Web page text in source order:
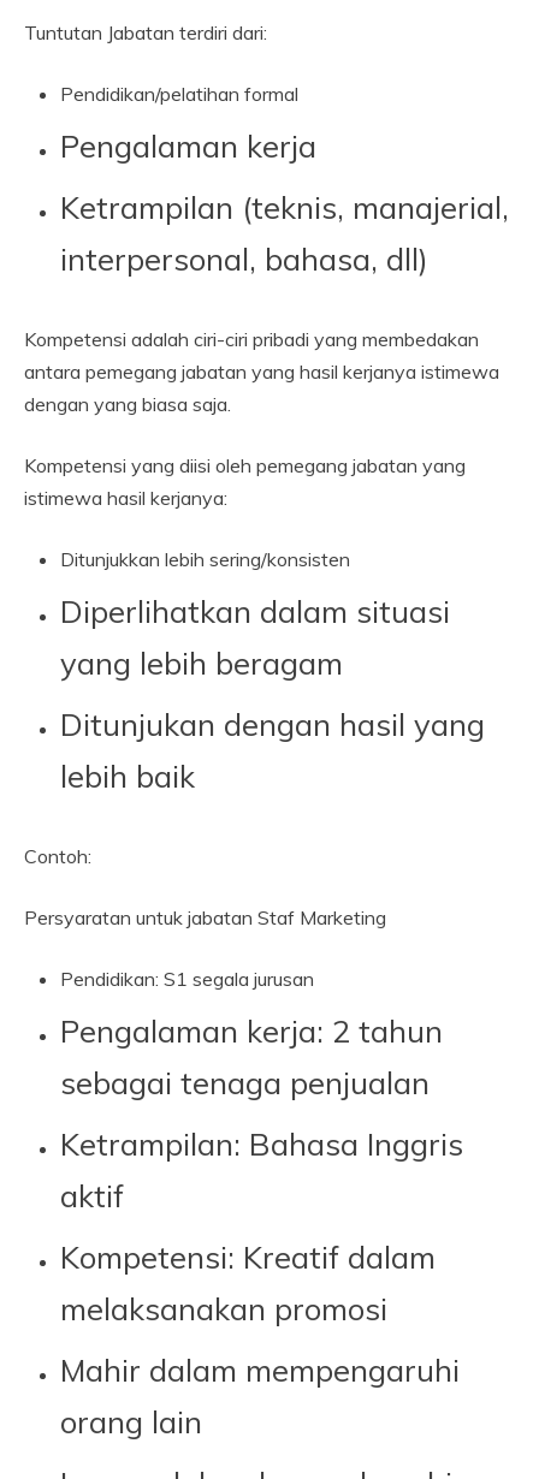
Tuntutan Jabatan terdiri dari:
Pendidikan/pelatihan formal
Pengalaman kerja
Ketrampilan (teknis, manajerial,
interpersonal, bahasa, dll)
Kompetensi adalah ciri-ciri pribadi yang membedakan
antara pemegang jabatan yang hasil kerjanya istimewa
dengan yang biasa saja.
Kompetensi yang diisi oleh pemegang jabatan yang
istimewa hasil kerjanya:
Ditunjukkan lebih sering/konsisten
Diperlihatkan dalam situasi
yang lebih beragam
Ditunjukan dengan hasil yang
lebih baik
Contoh:
Persyaratan untuk jabatan Staf Marketing
Pendidikan: S1 segala jurusan
Pengalaman kerja: 2 tahun
sebagai tenaga penjualan
Ketrampilan: Bahasa Inggris
aktif
Kompetensi: Kreatif dalam
melaksanakan promosi
Mahir dalam mempengaruhi
orang lain